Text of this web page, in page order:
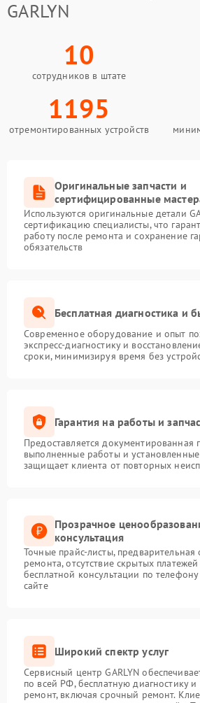
GARLYN
10
сотрудников в штате
1195
отремонтированных устройств
Оригинальные запчасти и
сертифицированные
Используются оригинальные детали
сертификацию специалисты, что
работу после ремонта и сохранение
обязательств
Бесплатная диагностика и
Современное оборудование и опыт
экспресс-диагностику и
сроки, минимизируя время без
Гарантия на работы и
Предоставляется документированная
выполненные работы и установленные
защищает клиента от повторных
Прозрачное
консультация
Точные прайс-листы, предварительная
ремонта, отсутствие скрытых
бесплатной консультации по
сайте
Широкий спектр услуг
Сервисный центр GARLYN
по всей РФ, бесплатную диагностику и
ремонт, включая срочный ремонт.